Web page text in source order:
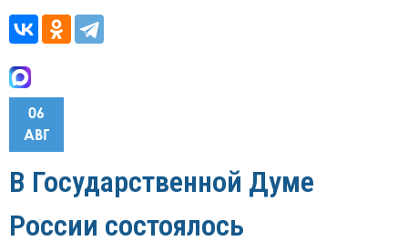
06
АВГ
В Государственной Думе
России состоялось